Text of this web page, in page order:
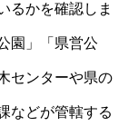
るかを確認しま
園」「県営公
センターや県の
などが管轄する